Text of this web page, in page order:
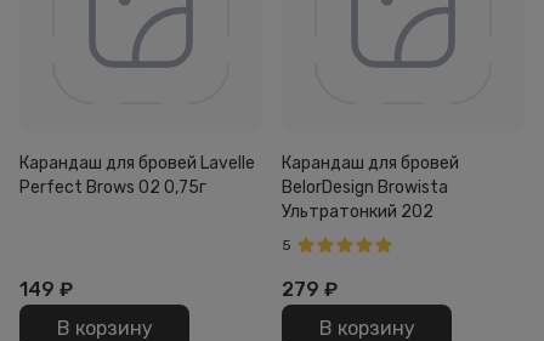
Карандаш для бровей Lavelle
Perfect Brows 02 0,75г
149 ₽
В корзину
Карандаш для бровей
BelorDesign Browista
Ультратонкий 202
5
279 ₽
В корзину